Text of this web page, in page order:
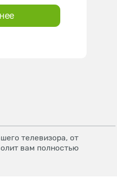
телевизора, от
вам полностью